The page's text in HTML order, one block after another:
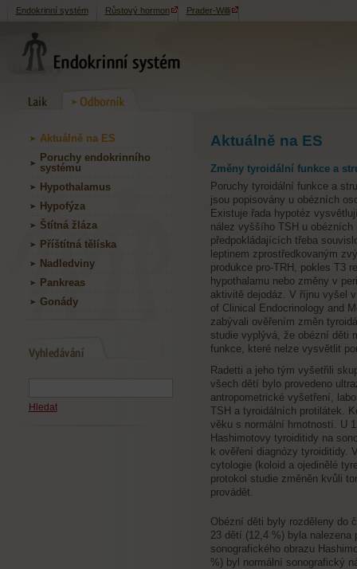
Endokrinní systém Růstový hormon Prader-Willi
Aktuálně na ES
Poruchy endokrinního
systému
Hypothalamus
Hypofýza
Štítná žláza
Příštítná tělíska
Nadledviny
Pankreas
Gonády
Hledat
Aktuálně na ES
Změny tyroidální funkce a
Poruchy tyroidální funkce a
jsou popisovány u obézních
Existuje řada hypotéz
nález vyššího TSH u obézních
předpokládajících třeba
leptinem zprostředkovaným
produkce pro-TRH, pokles T3
hypothalamu nebo změny v
aktivitě dejodáz. V říjnu vyšel
of Clinical Endocrinology and
zabývali ověřením změn
studie vyplývá, že obézní děti
funkce, které nelze vysvětlit
Radetti a jeho tým vyšetřili
všech dětí bylo provedeno
antropometrické vyšetření,
TSH a tyroidálních protilátek.
věku s normální hmotností. U
Hashimotovy tyroiditidy na
k ověření diagnózy tyroiditidy.
cytologie (koloid a ojedinělé
protokol studie změněn kvůli
provádět.
Obézní děti byly rozděleny do
23 dětí (12,4 %) byla
sonografického obrazu
%) byl normální sonografický